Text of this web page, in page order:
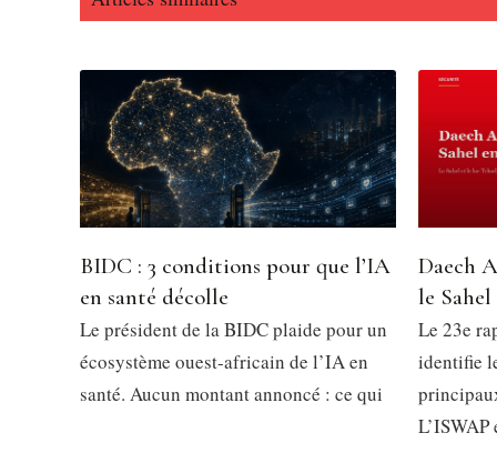
BIDC : 3 conditions pour que l’IA
en santé décolle
Le président de la BIDC plaide pour un
écosystème ouest-africain de l’IA en
santé. Aucun montant annoncé : ce qui
Daech
le
Le 23e
identifie
L’ISWAP